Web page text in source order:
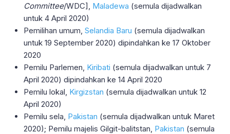
Committee/WDC], Maladewa (semula dijadwalkan
untuk 4 April 2020)
Pemilihan umum, Selandia Baru (semula dijadwalkan
untuk 19 September 2020) dipindahkan ke 17 Oktober
2020
Pemilu Parlemen, Kiribati (semula dijadwalkan untuk 7
April 2020) dipindahkan ke 14 April 2020
Pemilu lokal, Kirgizstan (semula dijadwalkan untuk 12
April 2020)
Pemilu sela, Pakistan (semula dijadwalkan untuk Maret
2020); Pemilu majelis Gilgit-balitstan, Pakistan (semula